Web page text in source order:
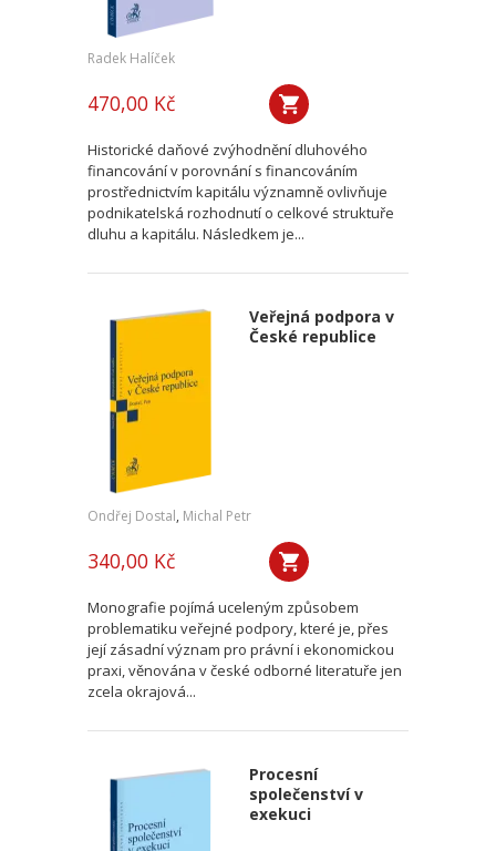
Radek Halíček
470,00 Kč
Historické daňové zvýhodnění dluhového
financování v porovnání s financováním
prostřednictvím kapitálu významně ovlivňuje
podnikatelská rozhodnutí o celkové struktuře
dluhu a kapitálu. Následkem je...
Veřejná podpora v
České republice
Ondřej Dostal, Michal Petr
340,00 Kč
Monografie pojímá uceleným způsobem
problematiku veřejné podpory, které je, přes
její zásadní význam pro právní i ekonomickou
praxi, věnována v české odborné literatuře jen
zcela okrajová...
Procesní
společenství v
exekuci